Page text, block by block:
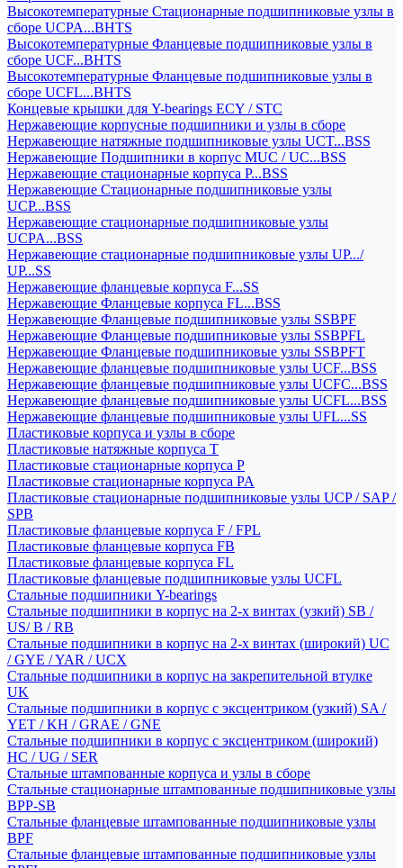
Высокотемпературные Стационарные подшипниковые узлы в
сборе UCPA...BHTS
Высокотемпературные Фланцевые подшипниковые узлы в
сборе UCF...BHTS
Высокотемпературные Фланцевые подшипниковые узлы в
сборе UCFL...BHTS
Концевые крышки для Y-bearings ECY / STC
Нержавеющие корпусные подшипники и узлы в сборе
Нержавеющие натяжные подшипниковые узлы UCT...BSS
Нержавеющие Подшипники в корпус MUC / UC...BSS
Нержавеющие стационарные корпуса P...BSS
Нержавеющие Стационарные подшипниковые узлы
UCP...BSS
Нержавеющие стационарные подшипниковые узлы
UCPA...BSS
Нержавеющие стационарные подшипниковые узлы UP.../
UP...SS
Нержавеющие фланцевые корпуса F...SS
Нержавеющие Фланцевые корпуса FL...BSS
Нержавеющие Фланцевые подшипниковые узлы SSBPF
Нержавеющие Фланцевые подшипниковые узлы SSBPFL
Нержавеющие Фланцевые подшипниковые узлы SSBPFT
Нержавеющие фланцевые подшипниковые узлы UCF...BSS
Нержавеющие фланцевые подшипниковые узлы UCFC...BSS
Нержавеющие фланцевые подшипниковые узлы UCFL...BSS
Нержавеющие фланцевые подшипниковые узлы UFL...SS
Пластиковые корпуса и узлы в сборе
Пластиковые натяжные корпуса T
Пластиковые стационарные корпуса P
Пластиковые стационарные корпуса PA
Пластиковые стационарные подшипниковые узлы UCP / SAP /
SPB
Пластиковые фланцевые корпуса F / FPL
Пластиковые фланцевые корпуса FB
Пластиковые фланцевые корпуса FL
Пластиковые фланцевые подшипниковые узлы UCFL
Стальные подшипники Y-bearings
Стальные подшипники в корпус на 2-х винтах (узкий) SB /
US/ B / RB
Стальные подшипники в корпус на 2-х винтах (широкий) UC
/ GYE / YAR / UCX
Стальные подшипники в корпус на закрепительной втулке
UK
Стальные подшипники в корпус с эксцентриком (узкий) SA /
YET / KH / GRAE / GNE
Стальные подшипники в корпус с эксцентриком (широкий)
HC / UG / SER
Стальные штампованные корпуса и узлы в сборе
Стальные стационарные штампованные подшипниковые узлы
BPP-SB
Стальные фланцевые штампованные подшипниковые узлы
BPF
Стальные фланцевые штампованные подшипниковые узлы